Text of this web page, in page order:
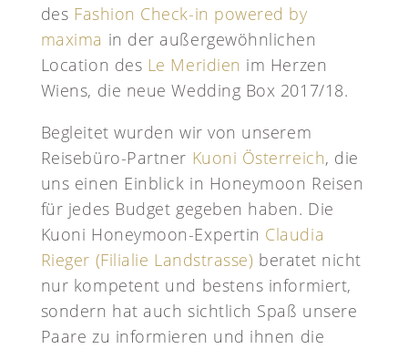
des Fashion Check-in powered by
maxima in der außergewöhnlichen
Location des Le Meridien im Herzen
Wiens, die neue Wedding Box 2017/18.
Begleitet wurden wir von unserem
Reisebüro-Partner Kuoni Österreich, die
uns einen Einblick in Honeymoon Reisen
für jedes Budget gegeben haben. Die
Kuoni Honeymoon-Expertin Claudia
Rieger (Filialie Landstrasse) beratet nicht
nur kompetent und bestens informiert,
sondern hat auch sichtlich Spaß unsere
Paare zu informieren und ihnen die